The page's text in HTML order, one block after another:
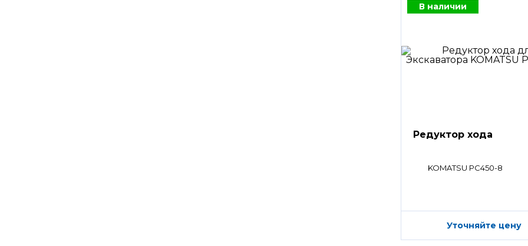
В наличии
Редуктор хода
KOMATSU PC450-8
Уточняйте цену